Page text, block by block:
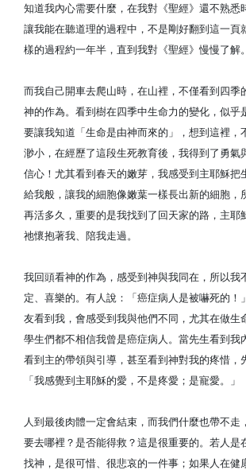
知道我內心需要什麼，在我對《聖經》還不熟悉
讓我能在聽道理的過程中，不是剛好翻到這一頁
樣的過程約一年半，直到我對《聖經》慢慢了解。
而我自己開車去爬山時，在山裡，不僅看到四季
神的作為。看到樹在四季中生命力的變化，似乎
要讓我知道「生命是由神而來的」，想到這裡，
渺小，在經歷了這段生死教育後，我得到了勇氣
信心！尤其看到春天的嫩芽，我感受到主耶穌把
給我般，讓我的細胞像嫩葉一樣長出新的細胞，
再活多久，重要的是我找到了回天家的路，主耶
祂懷抱著我、陪我走過。
我回頭看神的作為，感受到神與我同在，所以我
定、喜樂的。有人說：「癌症病人是被嚇死的！
友看到我，會感受到我與他們不同，尤其在做生
學生們都不相信我曾是癌症病人。當先生看到我
看到主的帶領與引導，甚至看到神對我的疼惜，
「我感覺到主耶穌的愛，不是疼愛；是寵愛。」
人到最後肉體一定會結束，而我們什麼也帶不走
要去哪裡？是否能得救？這是很重要的。若人是
找神，是很可惜、很悲哀的一件事；如果人在健